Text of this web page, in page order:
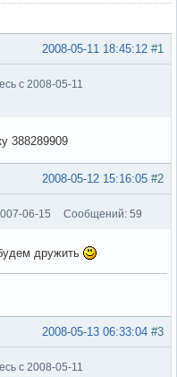
#1
2008-05-11 18:45:12
с 2008-05-11
388289909
#2
2008-05-12 15:16:05
06-15 Сообщений: 59
дружить
#3
2008-05-13 06:33:04
с 2008-05-11